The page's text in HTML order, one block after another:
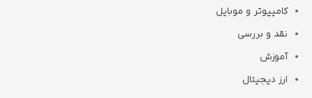
کامپیوتر و موبایل
نقد و بررسی
آموزش
ارز دیجیتال